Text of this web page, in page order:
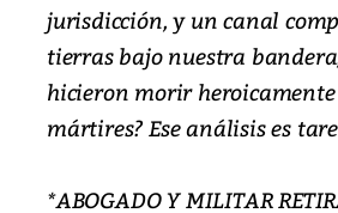
jurisdicción, y un canal
tierras bajo nuestra
hicieron morir heroicamente
mártires? Ese análisis es
*ABOGADO Y MILITAR